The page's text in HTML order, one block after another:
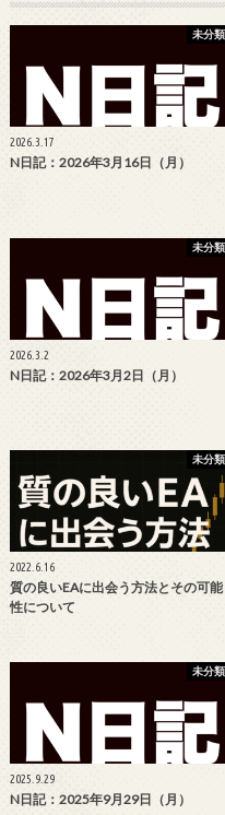
未分類
2026.3.17
N日記：2026年3月16日（月）
未分類
2026.3.2
N日記：2026年3月2日（月）
未分類
2022.6.16
質の良いEAに出会う方法とその可能
性について
未分類
2025.9.29
N日記：2025年9月29日（月）